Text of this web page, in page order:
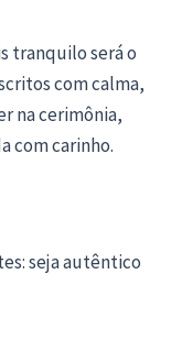
tranquilo será o
com calma,
na cerimônia,
com carinho.
seja autêntico